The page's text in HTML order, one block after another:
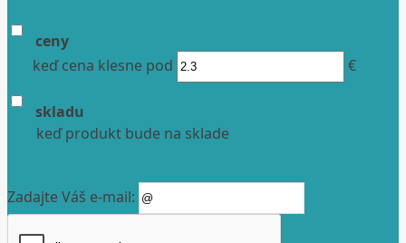
ceny
keď cena klesne pod
€
skladu
keď produkt bude na sklade
Zadajte Váš e-mail: